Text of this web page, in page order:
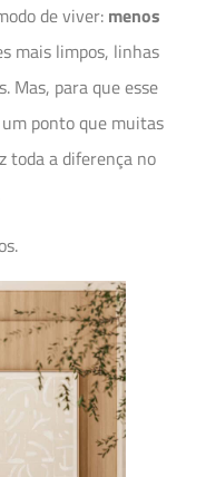
de viver: menos
mais limpos, linhas
Mas, para que esse
ponto que muitas
toda a diferença no